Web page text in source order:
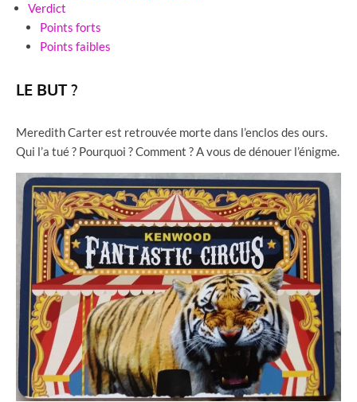
Verdict
Points forts
Points faibles
LE BUT ?
Meredith Carter est retrouvée morte dans l’enclos des ours.
Qui l’a tué ? Pourquoi ? Comment ? A vous de dénouer l’énigme.